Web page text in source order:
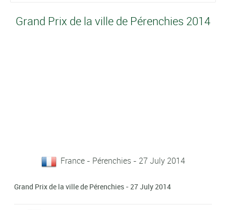
Grand Prix de la ville de Pérenchies 2014
France - Pérenchies - 27 July 2014
Grand Prix de la ville de Pérenchies - 27 July 2014